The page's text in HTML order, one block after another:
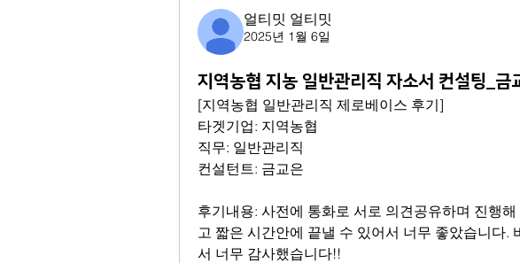
얼티밋 얼티밋
2025년 1월 6일
지역농협 지농 일반관리직 자소서 컨설팅_금
[지역농협 일반관리직 제로베이스 후기]
타겟기업: 지역농협
직무: 일반관리직
컨설턴트: 금교은
후기내용: 사전에 통화로 서로 의견공유하며 진행
고 짧은 시간안에 끝낼 수 있어서 너무 좋았습니다.
서 너무 감사했습니다!!